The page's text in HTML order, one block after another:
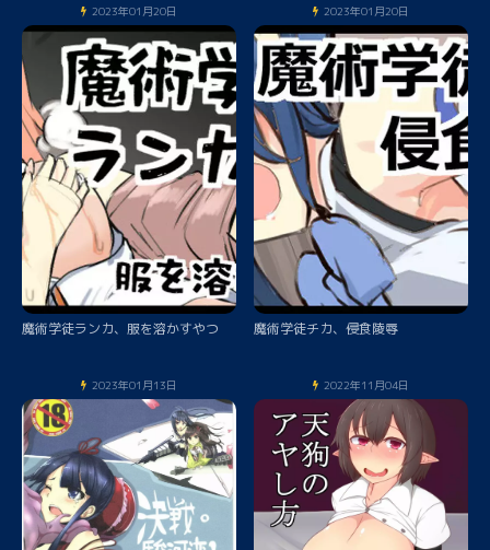
2023年01月20日
魔術学徒ランカ、服を溶かすやつ
2023年01月20日
魔術学徒チカ、侵食陵辱
2023年01月13日 2022年11月04日